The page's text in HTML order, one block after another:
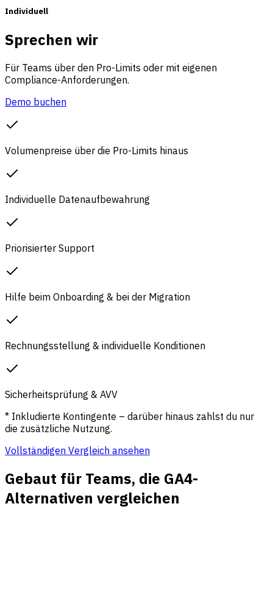
Individuell
Sprechen wir
Für Teams über den Pro-Limits oder mit eigenen
Compliance-Anforderungen.
Demo buchen
Volumenpreise über die Pro-Limits hinaus
Individuelle Datenaufbewahrung
Priorisierter Support
Hilfe beim Onboarding & bei der Migration
Rechnungsstellung & individuelle Konditionen
Sicherheitsprüfung & AVV
* Inkludierte Kontingente – darüber hinaus zahlst du nur
die zusätzliche Nutzung.
Vollständigen Vergleich ansehen
Gebaut für Teams, die GA4-
Alternativen vergleichen
Trafficquellen ohne Setup-Wildwuchs